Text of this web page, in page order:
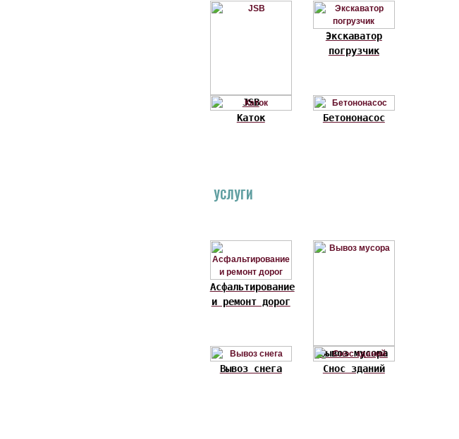
JSB
Экскаватор
погрузчик
Каток Бетононасос
УСЛУГИ
Асфальтирование
и ремонт дорог
Вывоз мусора
Вывоз снега
Снос зданий